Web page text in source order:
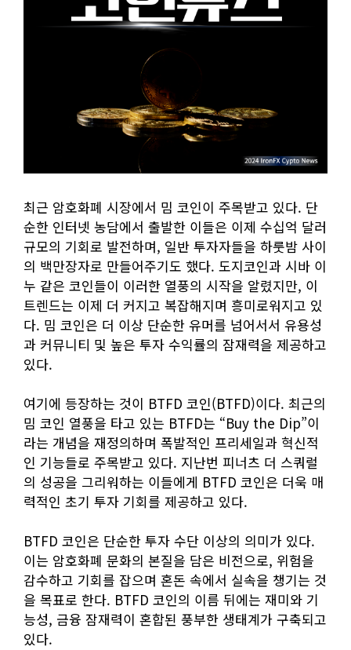
최근 암호화폐 시장에서 밈 코인이 주목받고 있다. 단
순한 인터넷 농담에서 출발한 이들은 이제 수십억 달러
규모의 기회로 발전하며, 일반 투자자들을 하룻밤 사이
의 백만장자로 만들어주기도 했다. 도지코인과 시바 이
누 같은 코인들이 이러한 열풍의 시작을 알렸지만, 이
트렌드는 이제 더 커지고 복잡해지며 흥미로워지고 있
다. 밈 코인은 더 이상 단순한 유머를 넘어서서 유용성
과 커뮤니티 및 높은 투자 수익률의 잠재력을 제공하고
있다.
여기에 등장하는 것이 BTFD 코인(BTFD)이다. 최근의
밈 코인 열풍을 타고 있는 BTFD는 “Buy the Dip”이
라는 개념을 재정의하며 폭발적인 프리세일과 혁신적
인 기능들로 주목받고 있다. 지난번 피너츠 더 스쿼럴
의 성공을 그리워하는 이들에게 BTFD 코인은 더욱 매
력적인 초기 투자 기회를 제공하고 있다.
BTFD 코인은 단순한 투자 수단 이상의 의미가 있다.
이는 암호화폐 문화의 본질을 담은 비전으로, 위험을
감수하고 기회를 잡으며 혼돈 속에서 실속을 챙기는 것
을 목표로 한다. BTFD 코인의 이름 뒤에는 재미와 기
능성, 금융 잠재력이 혼합된 풍부한 생태계가 구축되고
있다.